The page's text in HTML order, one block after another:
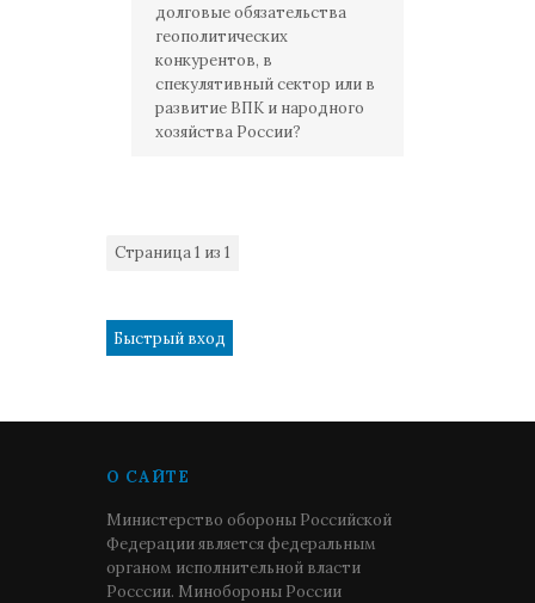
долговые обязательства
геополитических
конкурентов, в
спекулятивный сектор или в
развитие ВПК и народного
хозяйства России?
Страница1 из 1
О САЙТЕ
Министерство обороны Российской
Федерации является федеральным
органом исполнительной власти
Росссии. Минобороны России